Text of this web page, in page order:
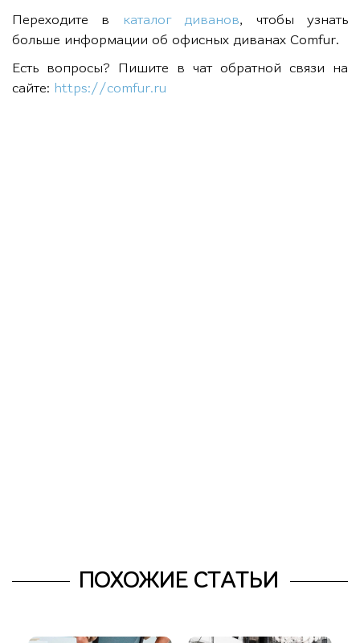
Переходите в каталог диванов, чтобы узнать
больше информации об офисных диванах Comfur.
Есть вопросы? Пишите в чат обратной связи на
сайте: https://comfur.ru
ПОХОЖИЕ СТАТЬИ